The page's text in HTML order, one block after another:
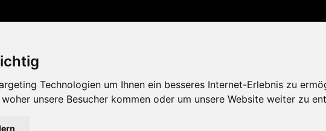
Technologien um Ihnen ein besseres Internet-Erlebnis zu
unsere Besucher kommen oder um unsere Website weiter zu